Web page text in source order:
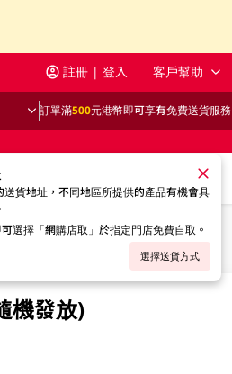
註冊 | 登入 客戶幫助
訂單滿500元港幣即可享有免費送貨服務
送貨地址，不同地區所提供的產品有機會具
選擇「網購店取」於指定門店免費自取。
選擇送貨方式
機發放)